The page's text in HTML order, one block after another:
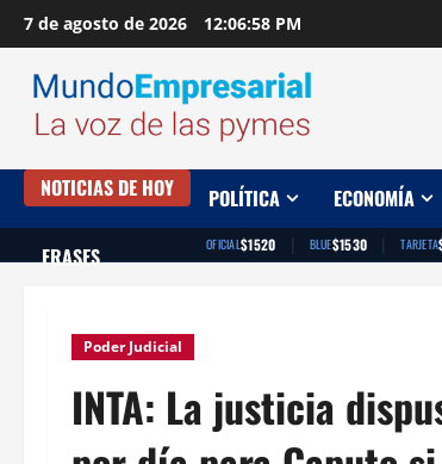
Saltar
al
contenido
7 de agosto de 2026 12:06:59 PM
NOTICIAS DE HOY POLÍTICA ECONOMÍA
FRASES OFICIAL$1520 | BLUE$1530 | TARJETA
Poder Judicial
INTA: La justicia